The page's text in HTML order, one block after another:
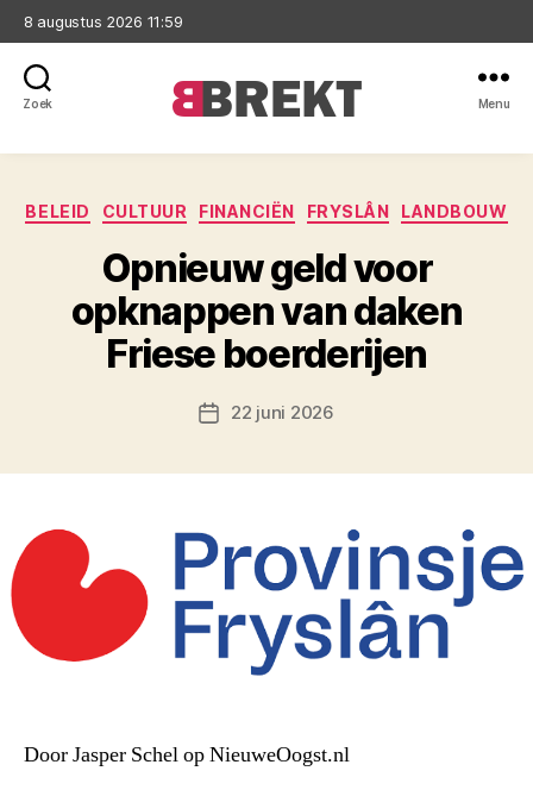
8 augustus 2026 11:59
Zoek Menu
Categorieën
BELEID CULTUUR FINANCIËN FRYSLÂN LANDBOUW
Opnieuw geld voor
opknappen van daken
Friese boerderijen
Berichtdatum
22 juni 2026
Door Jasper Schel op NieuweOogst.nl